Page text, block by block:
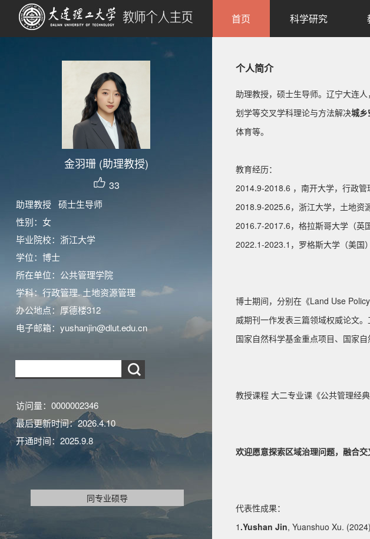
金羽珊 (助理教授)
33
助理教授 硕士生导师
性别：女
毕业院校：浙江大学
学位：博士
所在单位：公共管理学院
学科：行政管理. 土地资源管理
办公地点：厚德楼312
电子邮箱： yushanjin@dlut.edu.cn
访问量： 0000002346
最后更新时间：2026.4.10
开通时间： 2025.9.8
同专业硕导
首页 科学研究
个人简介
助理教授，硕士生导师。辽宁大连
划学等交叉学科理论与方法解决城乡
体育等。
教育经历：
2014.9-2018.6 ，南开大学，行政
2018.9-2025.6，浙江大学，土地资
2016.7-2017.6，格拉斯哥大学（英
2022.1-2023.1，罗格斯大学（美国
博士期间，分别在《Land Use
威期刊一作发表三篇领域权威论文
国家自然科学基金重点项目、国家
教授课程 大二专业课《公共管理经典
欢迎愿意探索区域治理问题，融合交
代表性成果：
1 .Yushan Jin, Yuanshuo Xu.